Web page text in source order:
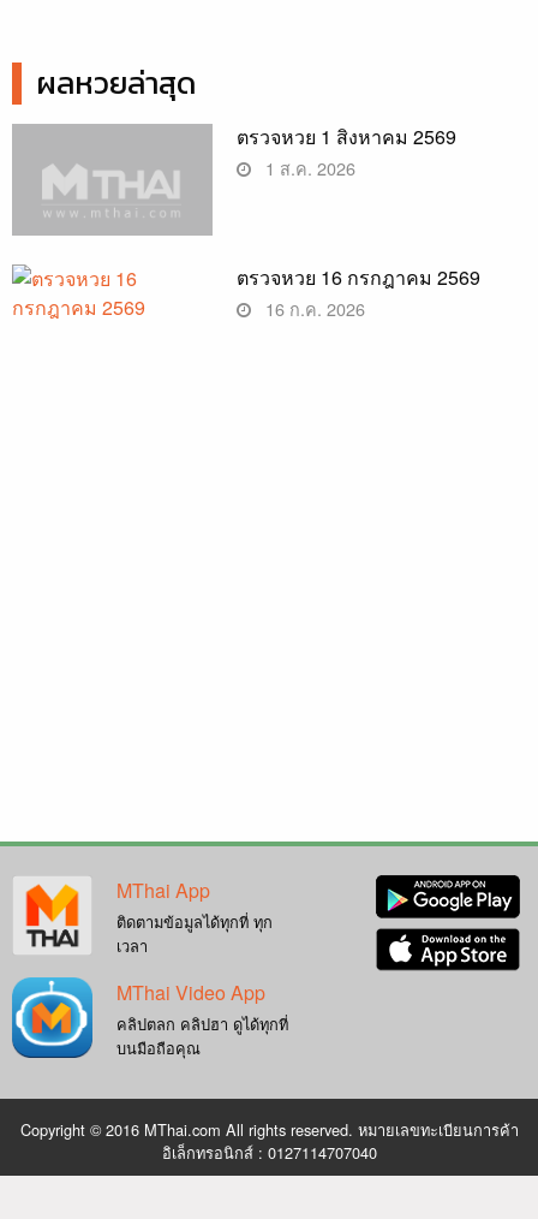
ผลหวยล่าสุด
ตรวจหวย 1 สิงหาคม 2569
1 ส.ค. 2026
ตรวจหวย 16 กรกฎาคม 2569
16 ก.ค. 2026
MThai App
ติดตามข้อมูลได้ทุกที่ ทุก
เวลา
MThai Video App
คลิปตลก คลิปฮา ดูได้ทุกที่
บนมือถือคุณ
Copyright © 2016 MThai.com All rights reserved. หมายเลขทะเบียนการค้า
อิเล็กทรอนิกส์ : 0127114707040